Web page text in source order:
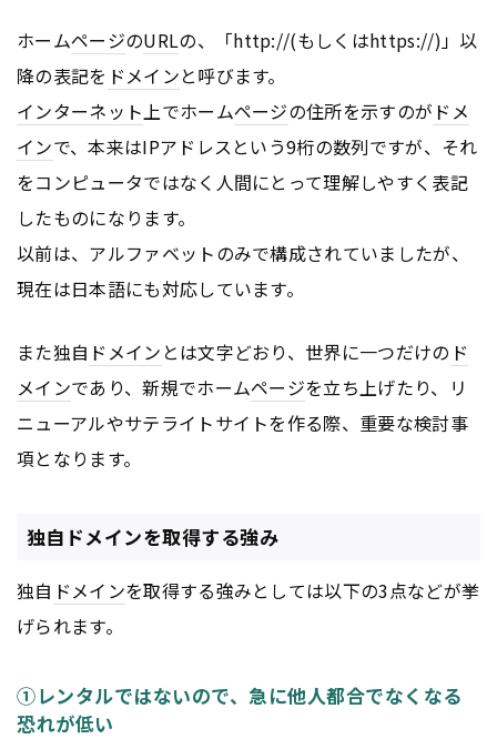
ホームページのURLの、「http://(もしくはhttps://)」以
降の表記を ドメインと呼びます。
インターネット上でホームページの住所を示すのが ドメ
インで、本来はIPアドレスという9桁の数列ですが、それ
をコンピュータではなく人間にとって理解しやすく表記
したものになります。
以前は、アルファベットのみで構成されていましたが、
現在は日本語にも対応しています。
また独自 ドメイン とは文字どおり、世界に一つだけの ド
メインであり、新規でホームページを立ち上げたり、リ
ニューアルやサテライトサイトを作る際、重要な検討事
項となります。
独自ドメインを取得する強み
独自 ドメインを取得する強みとしては以下の3点などが挙
げられます。
①レンタルではないので、急に他人都合でなくなる
恐れが低い